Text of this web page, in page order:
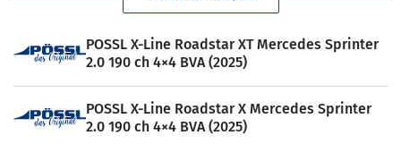
POSSL X-Line Roadstar XT Mercedes Sprinter
2.0 190 ch 4×4 BVA (2025)
POSSL X-Line Roadstar X Mercedes Sprinter
2.0 190 ch 4×4 BVA (2025)